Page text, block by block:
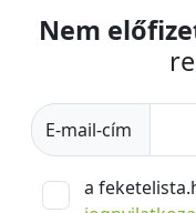
Nem
E-mail-cím
a